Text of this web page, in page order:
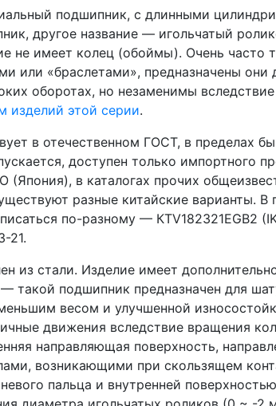
подшипник, с длинными
другое название — игольчатый
не имеет колец (обоймы). Очень часто
или «браслетами», предназначены они
оборотах, но незаменимы
изделий этой серии.
в отечественном ГОСТ, в пределах
доступен только импортного
(Япония), в каталогах прочих
разные китайские варианты. В
по-разному — КTV182321EGB2
21.
из стали. Изделие имеет
такой подшипник предназначен для
весом и улучшенной
движения вследствие вращения
направляющая поверхность,
возникающими при скользящем
пальца и внутренней